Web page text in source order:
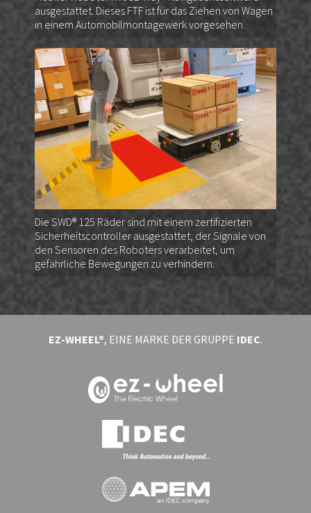
ausgestattet. Dieses FTF ist für das Ziehen von Wagen
in einem Automobilmontagewerk vorgesehen.
Die SWD® 125 Räder sind mit einem zertifizierten
Sicherheitscontroller ausgestattet, der Signale von
den Sensoren des Roboters verarbeitet, um
gefährliche Bewegungen zu verhindern.
EZ-WHEEL®, EINE MARKE DER GRUPPE IDEC.